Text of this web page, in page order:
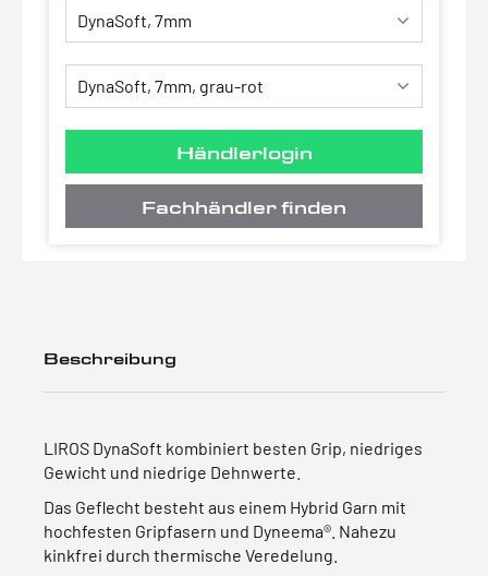
Händlerlogin
Fachhändler finden
Beschreibung
LIROS DynaSoft kombiniert besten Grip, niedriges
Gewicht und niedrige Dehnwerte.
Das Geflecht besteht aus einem Hybrid Garn mit
hochfesten Gripfasern und Dyneema®. Nahezu
kinkfrei durch thermische Veredelung.